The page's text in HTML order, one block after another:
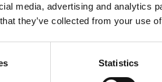
media, advertising and analytics
they’ve collected from your use
Statistics
Vzdálenost